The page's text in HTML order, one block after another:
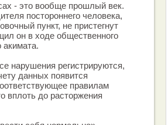
- это вообще прошлый век.
постороннего человека,
пункт, не пристегнут
он в ходе общественного
акимата.
нарушения регистрируются,
данных появится
правилам
вплоть до расторжения